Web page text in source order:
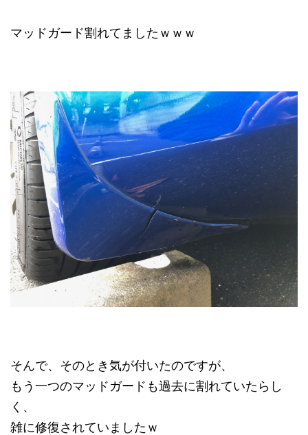
マッドガード割れてましたｗｗｗ
そんで、そのとき気が付いたのですが、
もう一つのマッドガードも過去に割れていたらし
く、
雑に修復されていましたｗ